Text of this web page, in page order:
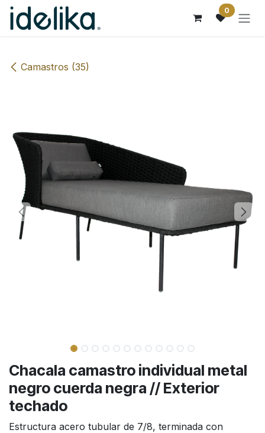
Ir al contenido 0
Camastros (35)
Chacala camastro individual metal
negro cuerda negra // Exterior
techado
Estructura acero tubular de 7/8, terminada con